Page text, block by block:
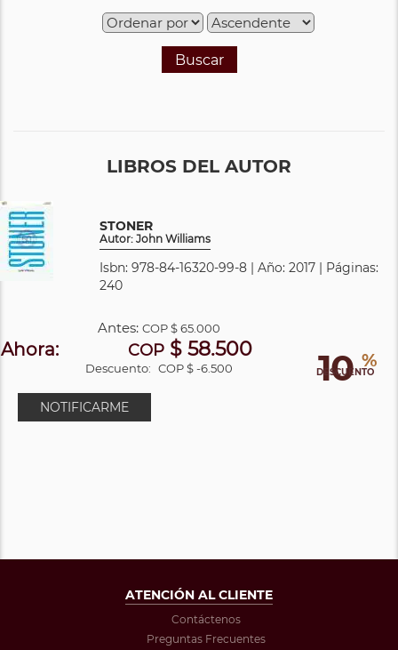
Buscar
LIBROS DEL AUTOR
STONER
Autor: John Williams
Isbn: 978-84-16320-99-8 | Año: 2017 | Páginas:
240
10 %
DESCUENTO
Antes:COP$ 65.000
Ahora: COP $ 58.500
Descuento: COP $ -6.500
NOTIFICARME
ATENCIÓN AL CLIENTE
Contáctenos
Preguntas Frecuentes